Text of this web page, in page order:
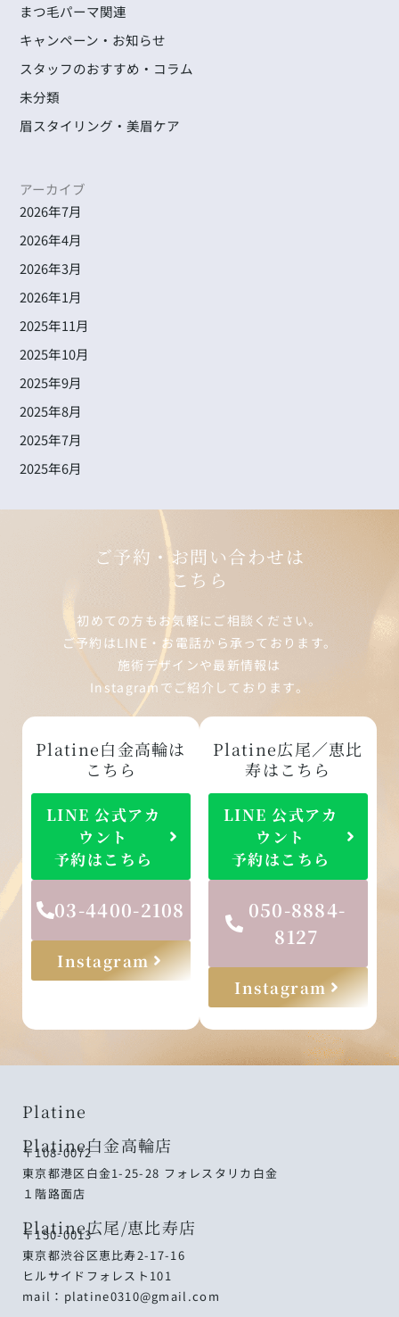
まつ毛パーマ関連
キャンペーン・お知らせ
スタッフのおすすめ・コラム
未分類
眉スタイリング・美眉ケア
アーカイブ
2026年7月
2026年4月
2026年3月
2026年1月
2025年11月
2025年10月
2025年9月
2025年8月
2025年7月
2025年6月
ご予約・お問い合わせは
こちら
初めての方もお気軽にご相談ください。
ご予約はLINE・お電話から承っております。
施術デザインや最新情報は
Instagramでご紹介しております。
Platine白金高輪は
こちら
LINE 公式アカ
ウント
予約はこちら
03-4400-2108
Instagram
Platine広尾／恵比
寿はこちら
LINE 公式アカ
ウント
予約はこちら
050-8884-
8127
Instagram
Platine
Platine白金高輪店
〒108-0072
東京都港区白金1-25-28 フォレスタリカ白金
１階路面店
Platine広尾/恵比寿店
〒150-0013
東京都渋谷区恵比寿2-17-16
ヒルサイドフォレスト101
mail：platine0310@gmail.com